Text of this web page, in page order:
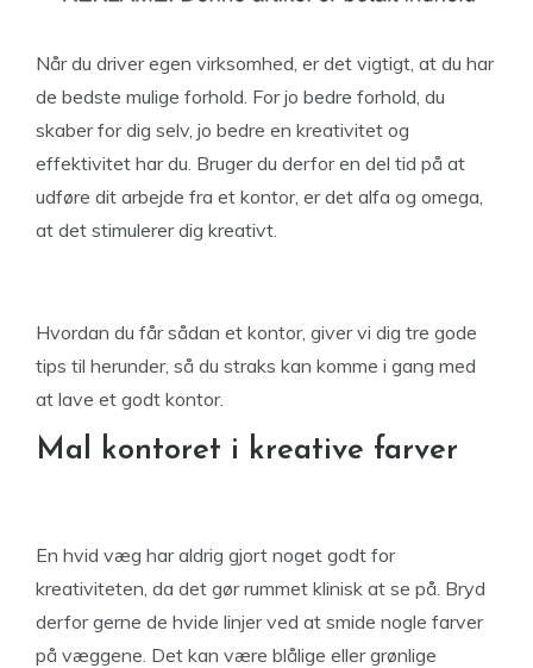
Når du driver egen virksomhed, er det vigtigt, at du har
de bedste mulige forhold. For jo bedre forhold, du
skaber for dig selv, jo bedre en kreativitet og
effektivitet har du. Bruger du derfor en del tid på at
udføre dit arbejde fra et kontor, er det alfa og omega,
at det stimulerer dig kreativt.
Hvordan du får sådan et kontor, giver vi dig tre gode
tips til herunder, så du straks kan komme i gang med
at lave et godt kontor.
Mal kontoret i kreative farver
En hvid væg har aldrig gjort noget godt for
kreativiteten, da det gør rummet klinisk at se på. Bryd
derfor gerne de hvide linjer ved at smide nogle farver
på væggene. Det kan være blålige eller grønlige